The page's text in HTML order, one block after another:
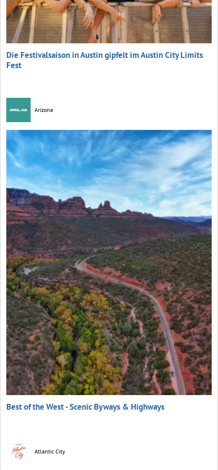
Die Festivalsaison in Austin gipfelt im Austin City Limits
Fest
Arizona
Best of the West - Scenic Byways & Highways
Atlantic City